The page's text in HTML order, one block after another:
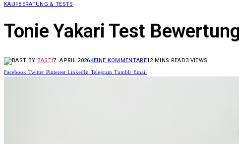
KAUFBERATUNG & TESTS
Tonie Yakari Test
BY BASTI7. APRIL 2026KEINE KOMMENTARE12 MINS READ3 VIEWS
Facebook Twitter Pinterest LinkedIn Telegram Tumblr Email